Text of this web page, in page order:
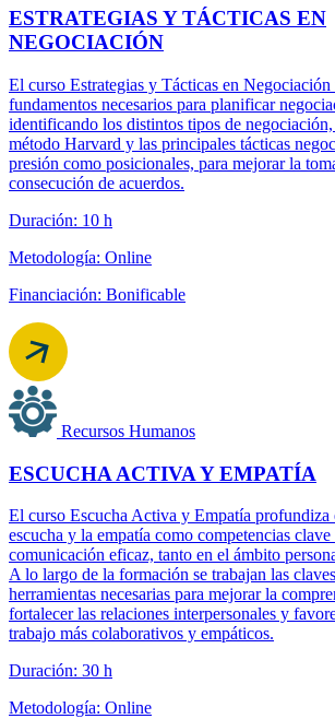
ESTRATEGIAS Y TÁCTICAS EN
NEGOCIACIÓN
El curso Estrategias y Tácticas en Negociación
fundamentos necesarios para planificar
identificando los distintos tipos de
método Harvard y las principales tácticas
presión como posicionales, para mejorar la
consecución de acuerdos.
Duración: 10 h
Metodología: Online
Financiación: Bonificable
Recursos Humanos
ESCUCHA ACTIVA Y EMPATÍA
El curso Escucha Activa y Empatía profundiza
escucha y la empatía como competencias clave
comunicación eficaz, tanto en el ámbito
A lo largo de la formación se trabajan las
herramientas necesarias para mejorar la
fortalecer las relaciones interpersonales y
trabajo más colaborativos y empáticos.
Duración: 30 h
Metodología: Online